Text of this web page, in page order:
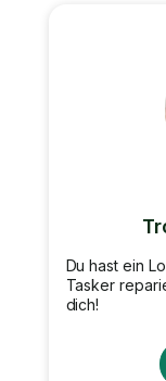
Du hast ein
Tasker
dich!